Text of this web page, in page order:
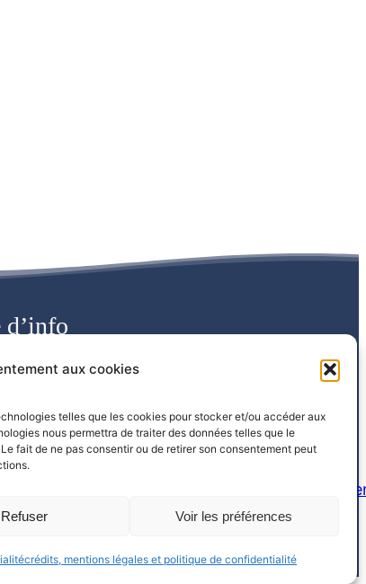
aux cookies
telles que les cookies pour stocker et/ou accéder aux
nous permettra de traiter des données telles que le
fait de ne pas consentir ou de retirer son consentement peut
Refuser Voir les préférences
crédits, mentions légales et politique de confidentialité
vous acceptez la politique de
de confidentialité